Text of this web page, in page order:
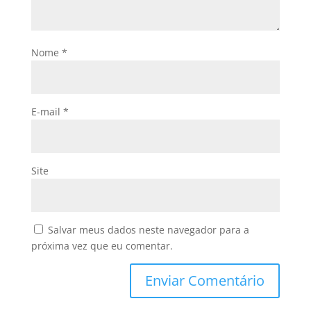
Nome *
E-mail *
Site
Salvar meus dados neste navegador para a
próxima vez que eu comentar.